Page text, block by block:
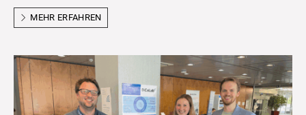
MEHR ERFAHREN